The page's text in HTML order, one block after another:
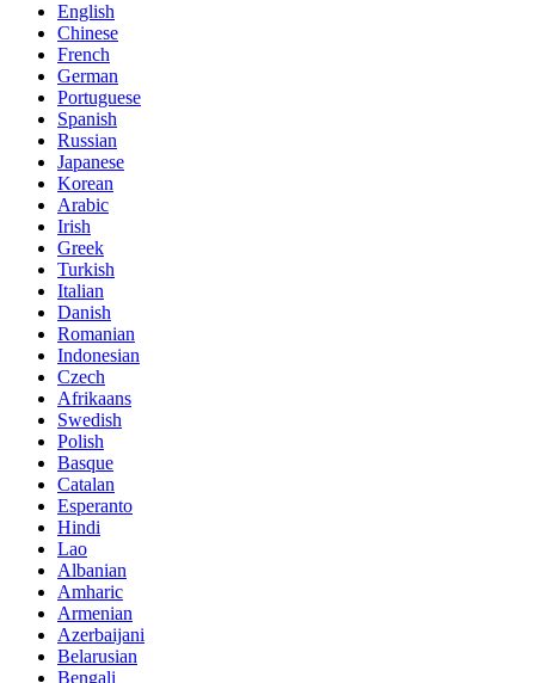
English
Chinese
French
German
Portuguese
Spanish
Russian
Japanese
Korean
Arabic
Irish
Greek
Turkish
Italian
Danish
Romanian
Indonesian
Czech
Afrikaans
Swedish
Polish
Basque
Catalan
Esperanto
Hindi
Lao
Albanian
Amharic
Armenian
Azerbaijani
Belarusian
Bengali